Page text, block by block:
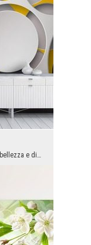
Se vuoi il locale di quattro angoli pieno di bellezza e di straordinaria energia, il carta da par...